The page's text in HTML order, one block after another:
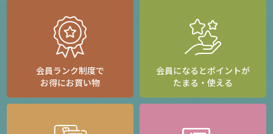
会員ランク制度で
お得にお買い物
会員になるとポイントが
たまる・使える